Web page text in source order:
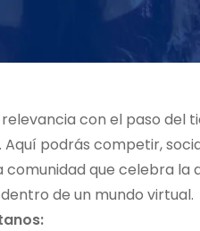
con el paso del
Aquí podrás competir,
que celebra la
de un mundo virtual.